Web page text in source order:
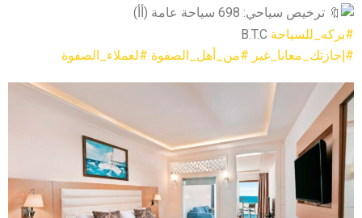
ترخيص سياحي: 698 سياحة عامة (أأ)
#بركه_للسياحة
#إجازتك_معانا_غير #من_أهل_الصفوة #لعملاء_الصفوة